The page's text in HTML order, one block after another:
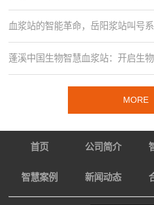
血浆站的智能革命，岳阳浆站叫号
蓬溪中国生物智慧血浆站：开启生
MORE
首页 公司简介
智慧案例 新闻动态